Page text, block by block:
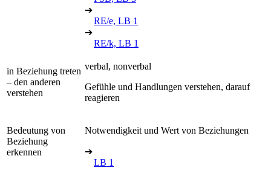
➔
RE/e, LB 1
➔
RE/k, LB 1
in Beziehung treten
– den anderen
verstehen
verbal, nonverbal
Gefühle und Handlungen verstehen, darauf
reagieren
Bedeutung von
Beziehung
erkennen
Notwendigkeit und Wert von Beziehungen
➔
LB 1